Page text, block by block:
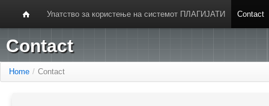
Упатство за користење на системот ПЛАГИЈАТИ Contact
Contact
Home / Contact